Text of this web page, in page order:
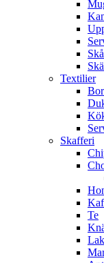
Textilier
Skafferi
Te